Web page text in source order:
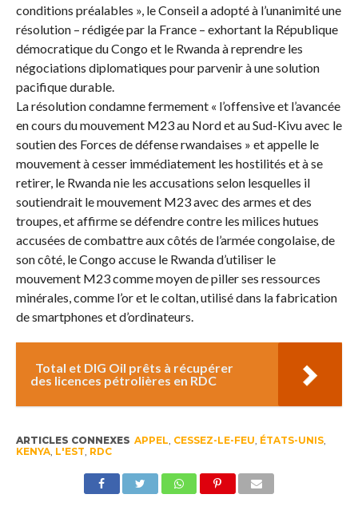
conditions préalables », le Conseil a adopté à l’unanimité une
résolution – rédigée par la France – exhortant la République
démocratique du Congo et le Rwanda à reprendre les
négociations diplomatiques pour parvenir à une solution
pacifique durable.
La résolution condamne fermement « l’offensive et l’avancée
en cours du mouvement M23 au Nord et au Sud-Kivu avec le
soutien des Forces de défense rwandaises » et appelle le
mouvement à cesser immédiatement les hostilités et à se
retirer, le Rwanda nie les accusations selon lesquelles il
soutiendrait le mouvement M23 avec des armes et des
troupes, et affirme se défendre contre les milices hutues
accusées de combattre aux côtés de l’armée congolaise, de
son côté, le Congo accuse le Rwanda d’utiliser le
mouvement M23 comme moyen de piller ses ressources
minérales, comme l’or et le coltan, utilisé dans la fabrication
de smartphones et d’ordinateurs.
Total et DIG Oil prêts à récupérer
des licences pétrolières en RDC
ARTICLES CONNEXES APPEL, CESSEZ-LE-FEU, ÉTATS-UNIS,
KENYA, L'EST, RDC